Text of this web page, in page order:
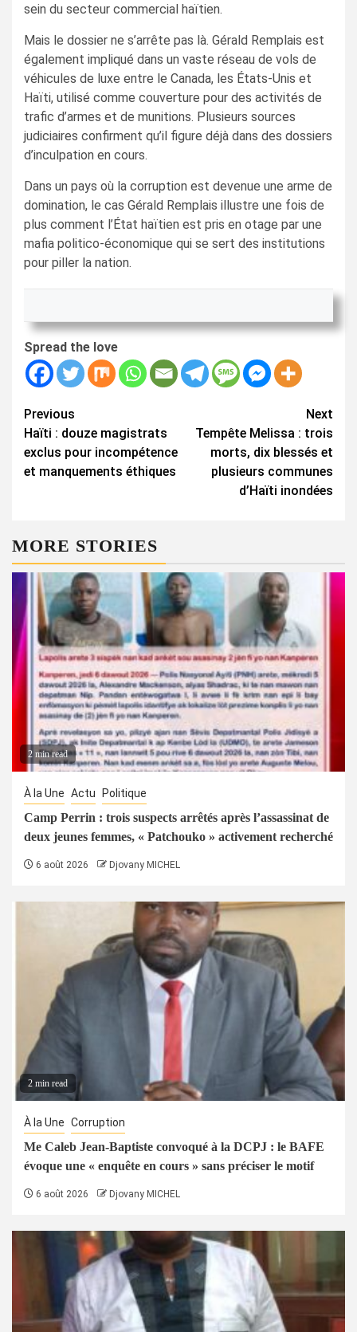
sein du secteur commercial haïtien.
Mais le dossier ne s’arrête pas là. Gérald Remplais est
également impliqué dans un vaste réseau de vols de
véhicules de luxe entre le Canada, les États-Unis et
Haïti, utilisé comme couverture pour des activités de
trafic d’armes et de munitions. Plusieurs sources
judiciaires confirment qu’il figure déjà dans des dossiers
d’inculpation en cours.
Dans un pays où la corruption est devenue une arme de
domination, le cas Gérald Remplais illustre une fois de
plus comment l’État haïtien est pris en otage par une
mafia politico-économique qui se sert des institutions
pour piller la nation.
Spread the love
Continue
Reading
Previous
Haïti : douze magistrats
exclus pour incompétence
et manquements éthiques
Next
Tempête Melissa : trois
morts, dix blessés et
plusieurs communes
d’Haïti inondées
MORE STORIES
2 min read
À la Une Actu Politique
Camp Perrin : trois suspects arrêtés après l’assassinat de
deux jeunes femmes, « Patchouko » activement recherché
6 août 2026 Djovany MICHEL
2 min read
À la Une Corruption
Me Caleb Jean-Baptiste convoqué à la DCPJ : le BAFE
évoque une « enquête en cours » sans préciser le motif
6 août 2026 Djovany MICHEL